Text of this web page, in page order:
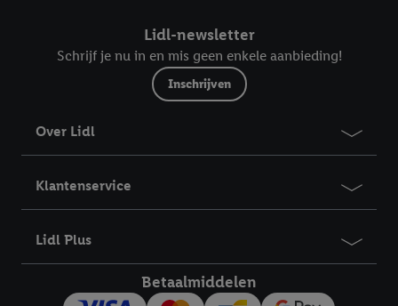
Lidl-newsletter
Schrijf je nu in en mis geen enkele aanbieding!
Inschrijven
Over Lidl
Klantenservice
Lidl Plus
Betaalmiddelen